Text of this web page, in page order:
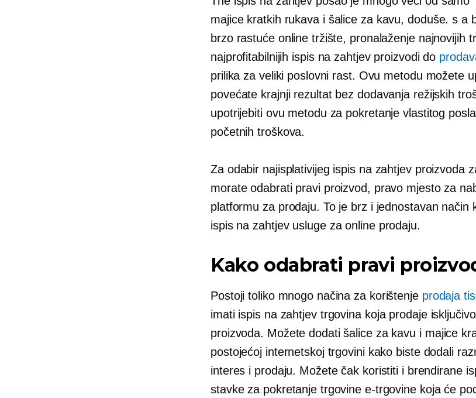
majice kratkih rukavai šalice za kavu, doduše. s a
brzo rastuće online tržište, pronalaženje najnovijih
najprofitabilnijih ispis na zahtjevproizvodi do
prilika za veliki poslovni rast. Ovu metodu možete
povećate krajnji rezultat bez dodavanja režijskih
upotrijebiti ovu metodu za pokretanje vlastitog
početnih troškova.
Za odabir najisplativijeg ispis na zahtjevproizvoda
morate odabrati pravi proizvod, pravo mjesto za
platformu za prodaju. To je brz i jednostavan način
ispis na zahtjevusluge za online prodaju.
Kako odabrati pravi
Postoji toliko mnogo načina za korištenje prodaja
imati ispis na zahtjevtrgovina koja prodaje isključivo
proizvoda. Možete dodati šalice za kavu i majice
postojećoj internetskoj trgovini kako biste dodali
interes i prodaju. Možete čak koristiti i brendirane
stavke za pokretanje trgovine e-trgovine koja će